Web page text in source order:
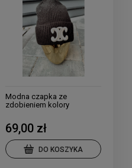
Modna czapka ze
zdobieniem kolory
69,00 zł
DO KOSZYKA